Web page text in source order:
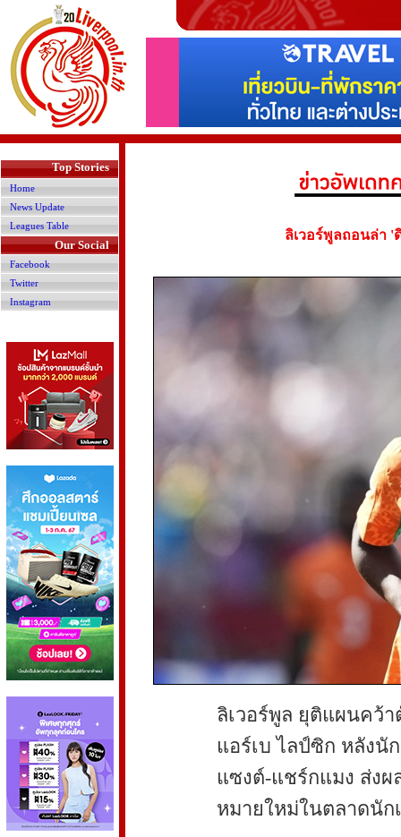
Top Stories
Home
News Update
Leagues Table
Our Social
Facebook
Twitter
Instagram
ลิเวอร์พูลถอนล่า '
ลิเวอร์พูล ยุติแผนคว้
แอร์เบ ไลป์ซิก หลังนั
แซงต์-แชร์กแมง ส่งผ
หมายใหม่ในตลาดนัก